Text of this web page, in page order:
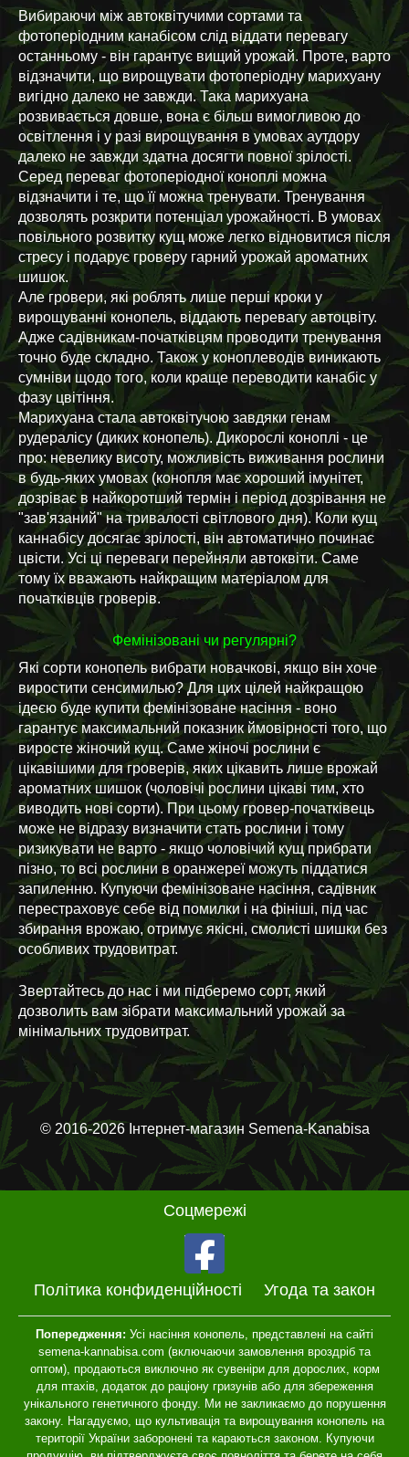
Вибираючи між автоквітучими сортами та
фотоперіодним канабісом слід віддати перевагу
останньому - він гарантує вищий урожай. Проте, варто
відзначити, що вирощувати фотоперіодну марихуану
вигідно далеко не завжди. Така марихуана
розвивається довше, вона є більш вимогливою до
освітлення і у разі вирощування в умовах аутдору
далеко не завжди здатна досягти повної зрілості.
Серед переваг фотоперіодної коноплі можна
відзначити і те, що її можна тренувати. Тренування
дозволять розкрити потенціал урожайності. В умовах
повільного розвитку кущ може легко відновитися після
стресу і подарує гроверу гарний урожай ароматних
шишок.
Але гровери, які роблять лише перші кроки у
вирощуванні конопель, віддають перевагу автоцвіту.
Адже садівникам-початківцям проводити тренування
точно буде складно. Також у коноплеводів виникають
сумніви щодо того, коли краще переводити канабіс у
фазу цвітіння.
Марихуана стала автоквітучою завдяки генам
рудералісу (диких конопель). Дикорослі коноплі - це
про: невелику висоту, можливість виживання рослини
в будь-яких умовах (конопля має хороший імунітет,
дозріває в найкоротший термін і період дозрівання не
"зав'язаний" на тривалості світлового дня). Коли кущ
каннабісу досягає зрілості, він автоматично починає
цвісти. Усі ці переваги перейняли автоквіти. Саме
тому їх вважають найкращим матеріалом для
початківців гроверів.
Фемінізовані чи регулярні?
Які сорти конопель вибрати новачкові, якщо він хоче
виростити сенсимилью? Для цих цілей найкращою
ідеєю буде купити фемінізоване насіння - воно
гарантує максимальний показник ймовірності того, що
виросте жіночий кущ. Саме жіночі рослини є
цікавішими для гроверів, яких цікавить лише врожай
ароматних шишок (чоловічі рослини цікаві тим, хто
виводить нові сорти). При цьому гровер-початківець
може не відразу визначити стать рослини і тому
ризикувати не варто - якщо чоловічий кущ прибрати
пізно, то всі рослини в оранжереї можуть піддатися
запиленню. Купуючи фемінізоване насіння, садівник
перестраховує себе від помилки і на фініші, під час
збирання врожаю, отримує якісні, смолисті шишки без
особливих трудовитрат.
Звертайтесь до нас і ми підберемо сорт, який
дозволить вам зібрати максимальний урожай за
мінімальних трудовитрат.
© 2016-2026 Інтернет-магазин Semena-Kanabisa
Соцмережі
Політика конфиденційності Угода та закон
Попередження: Усі насіння конопель, представлені на сайті
semena-kannabisa.com (включаючи замовлення вроздріб та
оптом), продаються виключно як сувеніри для дорослих, корм
для птахів, додаток до раціону гризунів або для збереження
унікального генетичного фонду. Ми не закликаємо до порушення
закону. Нагадуємо, що культивація та вирощування конопель на
території України заборонені та караються законом. Купуючи